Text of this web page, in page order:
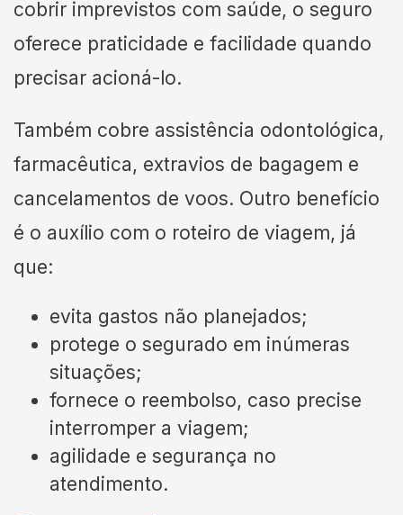
cobrir imprevistos com saúde, o seguro
oferece praticidade e facilidade quando
precisar acioná-lo.
Também cobre assistência odontológica,
farmacêutica, extravios de bagagem e
cancelamentos de voos. Outro benefício
é o auxílio com o roteiro de viagem, já
que:
evita gastos não planejados;
protege o segurado em inúmeras
situações;
fornece o reembolso, caso precise
interromper a viagem;
agilidade e segurança no
atendimento.